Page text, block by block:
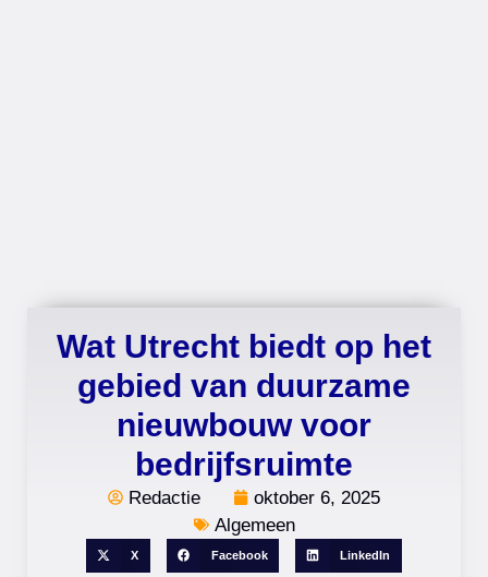
Wat Utrecht biedt op het
gebied van duurzame
nieuwbouw voor
bedrijfsruimte
Redactie
oktober 6, 2025
Algemeen
X Facebook LinkedIn